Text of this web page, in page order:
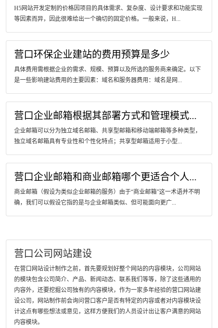
H5网站开发定制的价格因项目的具体需求、复杂度、设计要求和功能实现
等因素而异，因此很难给出一个确切的固定价格。一般来说，H...
营口环保企业建站的费用预算是多少
具体费用需根据企业的需求、规模、预算以及所选的服务商来确定。以下
是一些影响建站费用的主要因素：域名和服务器费用：域名是网...
营口企业邮箱根据其部署方式和管理模式...
企业邮箱可以分为独立域名邮箱、共享型邮箱和移动端邮箱等多种类型，
独立域名邮箱具有专业性和个性化特点；共享型邮箱适用于小型...
营口企业邮箱和商业邮箱哪个更适合个人...
商业邮箱（假设为类似企业邮箱的服务）由于“商业邮箱”这一术语并不明
确，我们可以假设它指的是与企业邮箱类似、但可能面向更广...
营口公司网站建设
在营口网站设计制作之前，首先要规划好整个网站的内容模块，公司网站
的模块包含公司简介、产品、新闻动态、联系我们等等，除了这些通用的
内容外，还要挖掘公司独有的内容模块，作为一家多年经验的营口网站建
设公司，网站制作前会询问营口客户是否有特定的内容或者对内容模块设
计这点有哪些想法或意见，这样方便我们的人员设计出让客户满意的网站
内容模块。